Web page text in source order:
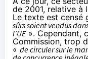
de 2001, relative à
Le texte est censé
sûrs soient vendus
l’UE». Cependant,
Commission, trop
« de circuler sur le